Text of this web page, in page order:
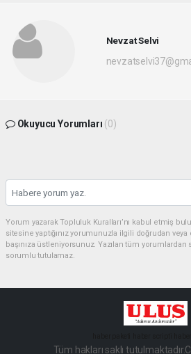
Nevzat Selvi
Okuyucu Yorumları (0)
Yorum yazarak Topluluk Kuralları’nı kabul etmiş
sitesine yaptığınız yorumunuzla ilgili doğrudan
başınıza üstleniyorsunuz. Yazılan tüm
sorumlu tutulamaz.
Tüm hakları saklı